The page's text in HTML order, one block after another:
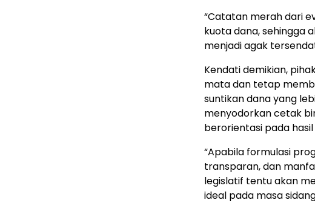
​“Catatan merah dari
kuota dana, sehingga
menjadi agak
​Kendati demikian,
mata dan tetap
suntikan dana yang
menyodorkan cetak
berorientasi pada
​“Apabila formulasi
transparan, dan
legislatif tentu akan
ideal pada masa